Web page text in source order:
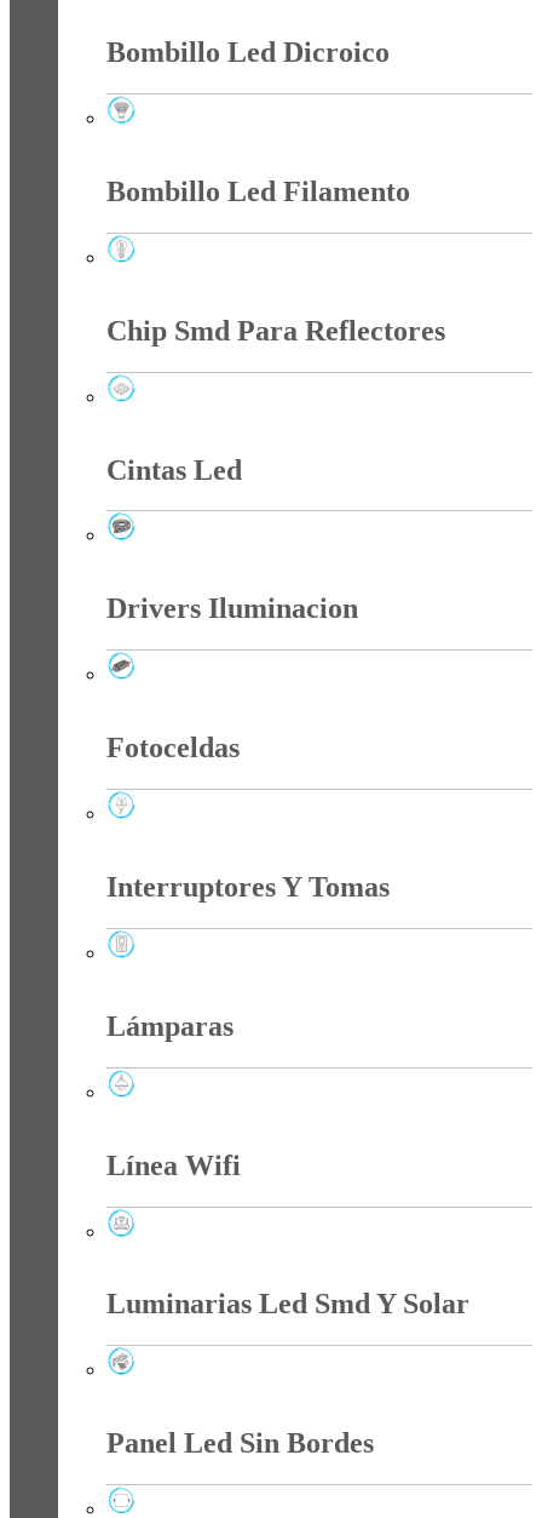
Bombillo Led Dicroico
Bombillo Led Filamento
Chip Smd Para Reflectores
Cintas Led
Drivers Iluminacion
Fotoceldas
Interruptores Y Tomas
Lámparas
Línea Wifi
Luminarias Led Smd Y Solar
Panel Led Sin Bordes